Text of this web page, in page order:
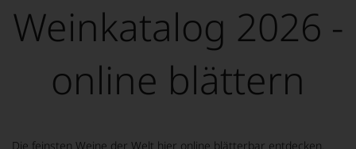
Weinkatalog 2026 -
online blättern
Die feinsten Weine der Welt hier online blätterbar entdecken.